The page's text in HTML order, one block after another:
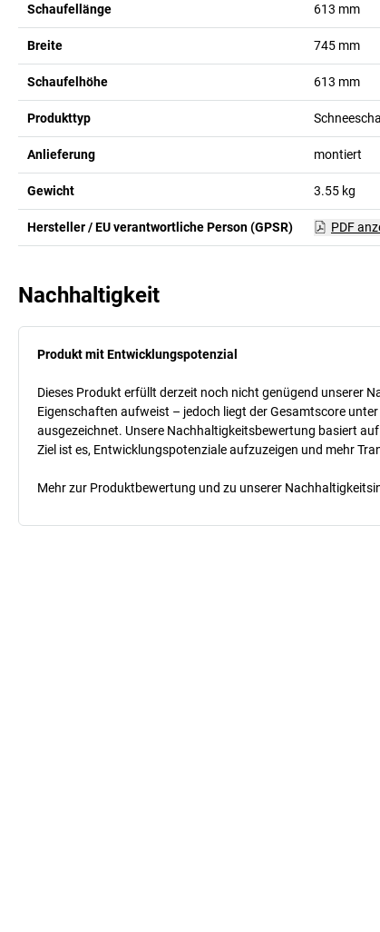
Schaufellänge 613 mm
Breite 745 mm
Schaufelhöhe 613 mm
Produkttyp
Anlieferung montiert
Gewicht 3.55 kg
Hersteller / EU verantwortliche Person (GPSR) PDF
Nachhaltigkeit
Produkt mit Entwicklungspotenzial
Dieses Produkt erfüllt derzeit noch nicht genügend unserer
Eigenschaften aufweist – jedoch liegt der Gesamtscore
ausgezeichnet. Unsere Nachhaltigkeitsbewertung basiert
Ziel ist es, Entwicklungspotenziale aufzuzeigen und mehr
Mehr zur Produktbewertung und zu unserer